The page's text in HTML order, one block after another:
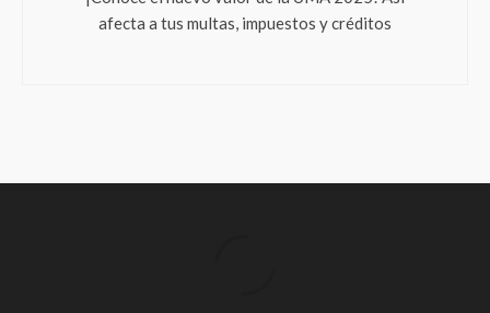
afecta a tus multas, impuestos y créditos